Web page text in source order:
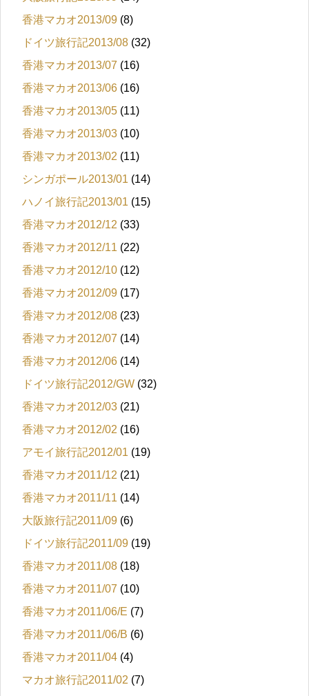
香港マカオ2013/09 (8)
ドイツ旅行記2013/08 (32)
香港マカオ2013/07 (16)
香港マカオ2013/06 (16)
香港マカオ2013/05 (11)
香港マカオ2013/03 (10)
香港マカオ2013/02 (11)
シンガポール2013/01 (14)
ハノイ旅行記2013/01 (15)
香港マカオ2012/12 (33)
香港マカオ2012/11 (22)
香港マカオ2012/10 (12)
香港マカオ2012/09 (17)
香港マカオ2012/08 (23)
香港マカオ2012/07 (14)
香港マカオ2012/06 (14)
ドイツ旅行記2012/GW (32)
香港マカオ2012/03 (21)
香港マカオ2012/02 (16)
アモイ旅行記2012/01 (19)
香港マカオ2011/12 (21)
香港マカオ2011/11 (14)
大阪旅行記2011/09 (6)
ドイツ旅行記2011/09 (19)
香港マカオ2011/08 (18)
香港マカオ2011/07 (10)
香港マカオ2011/06/E (7)
香港マカオ2011/06/B (6)
香港マカオ2011/04 (4)
マカオ旅行記2011/02 (7)